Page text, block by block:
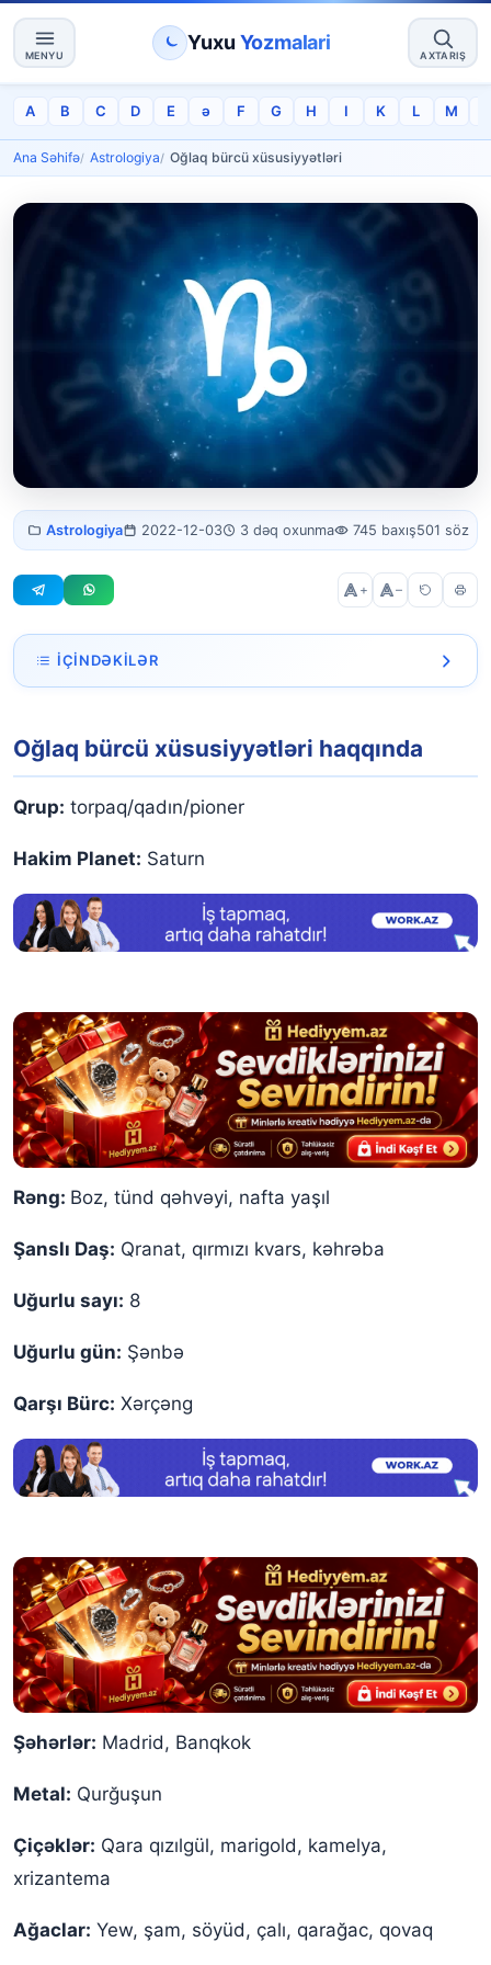
MENYU
Yuxu Yozmalari
AXTARIŞ
A B C D E ə F G H I K L M
Ana Səhifə Astrologiya Oğlaq bürcü xüsusiyyətləri
Oğlaq bürcü
xüsusiyyətləri
Astrologiya 2022-12-03 3 dəq oxunma 745 baxış501 söz
+ –
İÇINDƏKILƏR
ŞƏXSİ XÜSUSİYYƏTLƏR:
Oğlaq bürcü xüsusiyyətləri haqqında
Qrup: torpaq/qadın/pioner
Hakim Planet: Saturn
Rəng: Boz, tünd qəhvəyi, nafta yaşıl
Şanslı Daş: Qranat, qırmızı kvars, kəhrəba
Uğurlu sayı: 8
Uğurlu gün: Şənbə
Qarşı Bürc: Xərçəng
Şəhərlər: Madrid, Banqkok
Metal: Qurğuşun
Çiçəklər: Qara qızılgül, marigold, kamelya,
xrizantema
Ağaclar: Yew, şam, söyüd, çalı, qarağac, qovaq